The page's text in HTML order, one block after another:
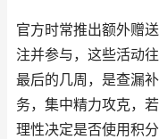
官方时常推出额外赠
注并参与，这些活动
最后的几周，是查漏
务，集中精力攻克，
理性决定是否使用积